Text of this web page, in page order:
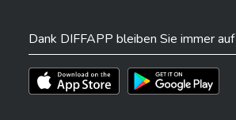
Dank DIFFAPP bleiben Sie immer
Téléchargez l'app sur l'App Store
Téléchargez l'app